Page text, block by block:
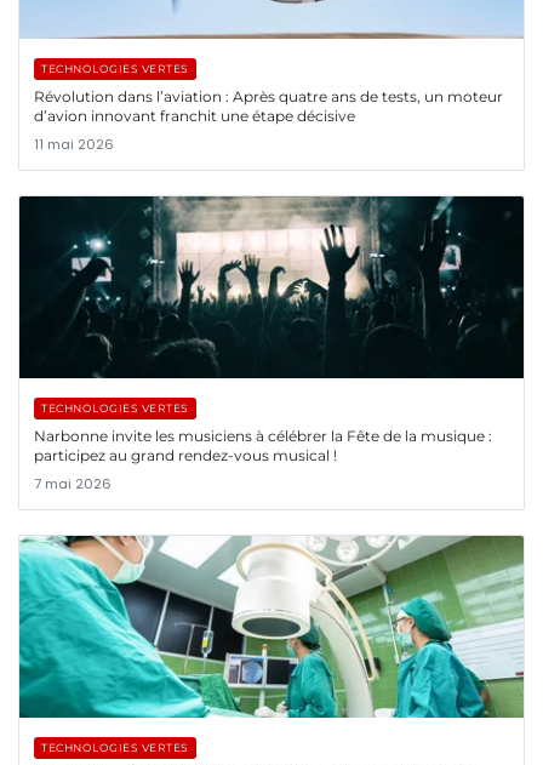
TECHNOLOGIES VERTES
Révolution dans l’aviation : Après quatre ans de tests, un moteur
d’avion innovant franchit une étape décisive
11 mai 2026
TECHNOLOGIES VERTES
Narbonne invite les musiciens à célébrer la Fête de la musique :
participez au grand rendez-vous musical !
7 mai 2026
TECHNOLOGIES VERTES